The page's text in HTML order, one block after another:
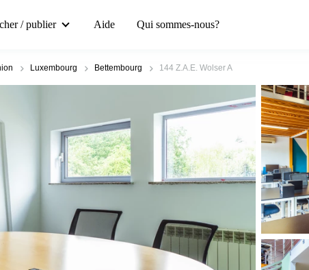
/ publier Aide Qui sommes-nous?
Luxembourg Bettembourg 144 Z.A.E. Wolser A